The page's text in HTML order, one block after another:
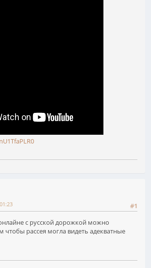
#1
с русской дорожкой можно
чтобы рассея могла видеть адекватные